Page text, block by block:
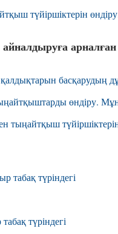
түйіршіктерін
басқарудың
өндіру.
түріндегі